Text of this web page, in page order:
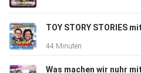
"nur gut"
und wann sie wirklich großartig
44 Minuten